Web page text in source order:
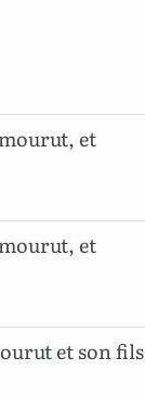
et
et
et son fils